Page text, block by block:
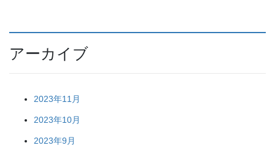
アーカイブ
2023年11月
2023年10月
2023年9月